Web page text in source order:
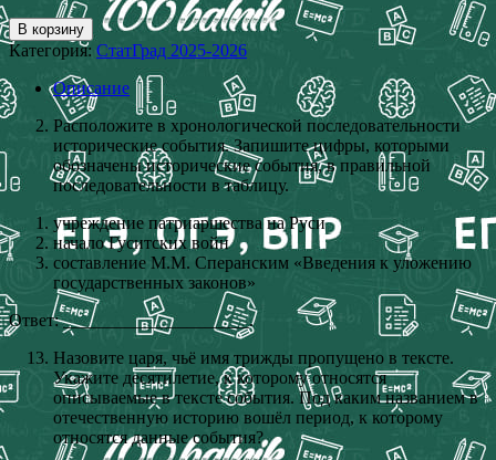
В корзину
Категория: СтатГрад 2025-2026
Описание
Расположите в хронологической последовательности
исторические события. Запишите цифры, которыми
обозначены исторические события, в правильной
последовательности в таблицу.
учреждение патриаршества на Руси
начало Гуситских войн
составление М.М. Сперанским «Введения к уложению
государственных законов»
Ответ: _____________________.
Назовите царя, чьё имя трижды пропущено в тексте.
Укажите десятилетие, к которому относятся
описываемые в тексте события. Под каким названием в
отечественную историю вошёл период, к которому
относятся данные события?